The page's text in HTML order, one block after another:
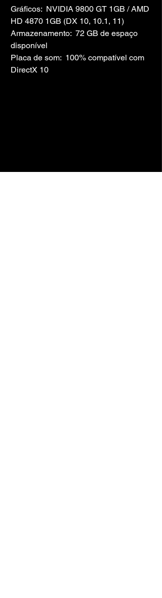
Gráficos:  NVIDIA 9800 GT 1GB / AMD
HD 4870 1GB (DX 10, 10.1, 11)
Armazenamento:  72 GB de espaço
disponível
Placa de som:  100% compatível com
DirectX 10